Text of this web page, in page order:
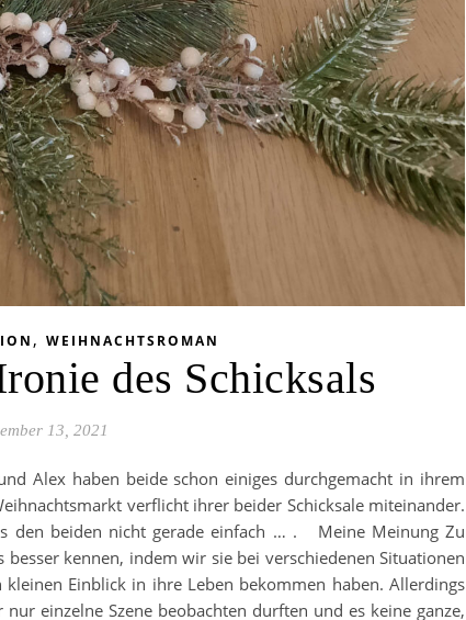
, WEIHNACHTSROMAN
des Schicksals
13, 2021
Alex haben beide schon einiges durchgemacht in ihrem
verflicht ihrer beider Schicksale miteinander.
den beiden nicht gerade einfach … . Meine Meinung Zu
kennen, indem wir sie bei verschiedenen Situationen
Einblick in ihre Leben bekommen haben. Allerdings
einzelne Szene beobachten durften und es keine ganze,